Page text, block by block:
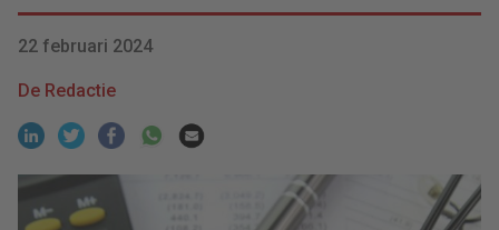
22 februari 2024
De Redactie